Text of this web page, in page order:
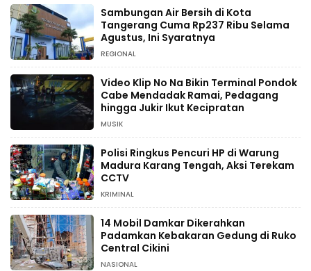
Sambungan Air Bersih di Kota
Tangerang Cuma Rp237 Ribu Selama
Agustus, Ini Syaratnya
REGIONAL
Video Klip No Na Bikin Terminal Pondok
Cabe Mendadak Ramai, Pedagang
hingga Jukir Ikut Kecipratan
MUSIK
Polisi Ringkus Pencuri HP di Warung
Madura Karang Tengah, Aksi Terekam
CCTV
KRIMINAL
14 Mobil Damkar Dikerahkan
Padamkan Kebakaran Gedung di Ruko
Central Cikini
NASIONAL